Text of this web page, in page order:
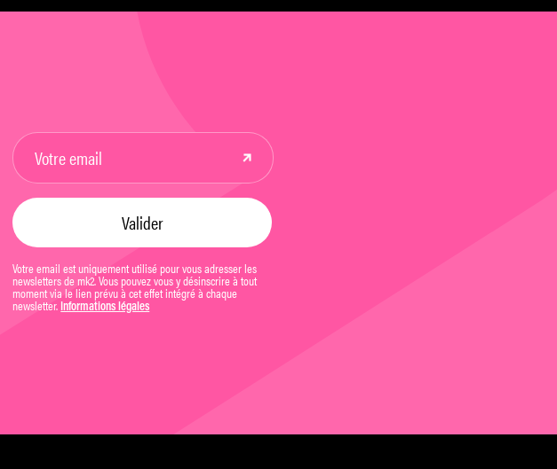
Votre email est uniquement utilisé pour vous adresser les
newsletters de mk2. Vous pouvez vous y désinscrire à tout
moment via le lien prévu à cet effet intégré à chaque
newsletter. Informations légales